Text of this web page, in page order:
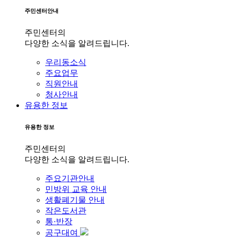
주민센터안내
주민센터의
다양한 소식을 알려드립니다.
우리동소식
주요업무
직원안내
청사안내
유용한 정보
유용한 정보
주민센터의
다양한 소식을 알려드립니다.
주요기관안내
민방위 교육 안내
생활폐기물 안내
작은도서관
통·반장
공구대여